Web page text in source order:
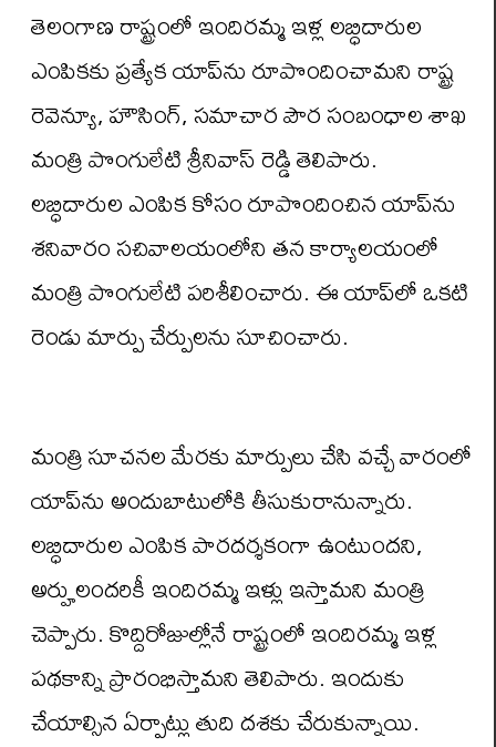
తెలంగాణ రాష్ట్రంలో ఇందిరమ్మ ఇళ్ల లబ్ధిదారుల
ఎంపికకు ప్రత్యేక యాప్‌ను రూపొందించామని రాష్ట్ర
రెవెన్యూ, హౌసింగ్, సమాచార పౌర సంబంధాల శాఖ
మంత్రి పొంగులేటి శ్రీనివాస్ రెడ్డి తెలిపారు.
లబ్ధిదారుల ఎంపిక కోసం రూపొందించిన యాప్‌ను
శనివారం సచివాలయంలోని తన కార్యాలయంలో
మంత్రి పొంగులేటి పరిశీలించారు. ఈ యాప్‌లో ఒకటి
రెండు మార్పు చేర్పులను సూచించారు.
మంత్రి సూచనల మేరకు మార్పులు చేసి వచ్చే వారంలో
యాప్‌ను అందుబాటులోకి తీసుకురానున్నారు.
లబ్ధిదారుల ఎంపిక పారదర్శకంగా ఉంటుందని,
అర్హులందరికీ ఇందిరమ్మ ఇళ్లు ఇస్తామని మంత్రి
చెప్పారు. కొద్దిరోజుల్లోనే రాష్ట్రంలో ఇందిరమ్మ ఇళ్ల
పథకాన్ని ప్రారంభిస్తామని తెలిపారు. ఇందుకు
చేయాల్సిన ఏర్పాట్లు తుది దశకు చేరుకున్నాయి.